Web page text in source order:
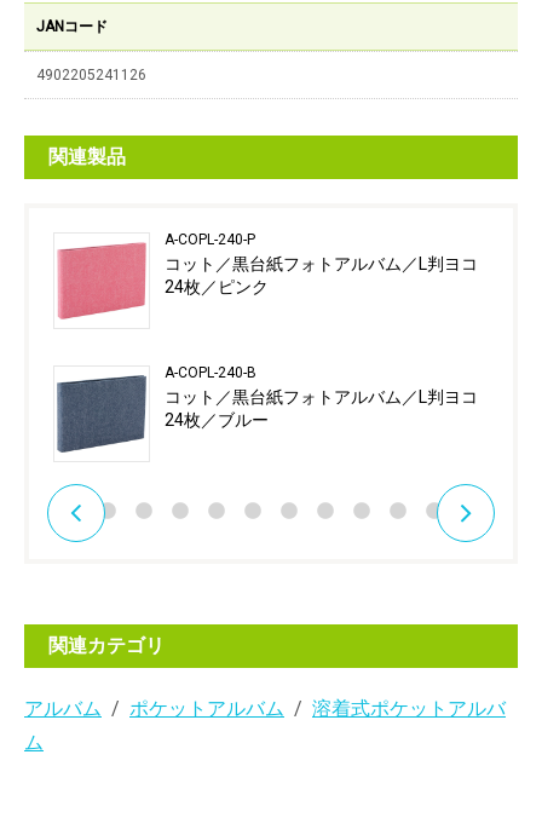
JANコード
4902205241126
関連製品
A-COPL-240-P
コット／黒台紙フォトアルバム／L判ヨコ
24枚／ピンク
A-COPL-240-B
コット／黒台紙フォトアルバム／L判ヨコ
24枚／ブルー
関連カテゴリ
アルバム ポケットアルバム
溶着式ポケットアルバ
ム